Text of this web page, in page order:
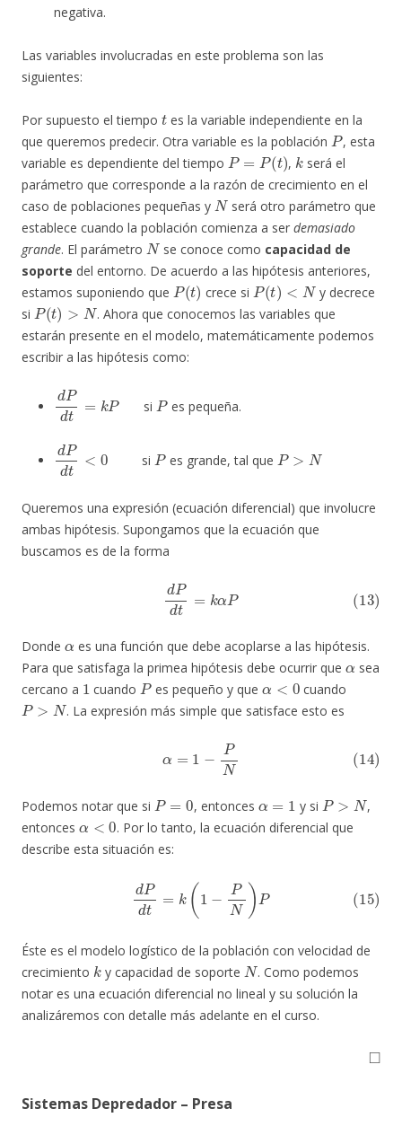
negativa.
Las variables involucradas en este problema son las
siguientes:
Por supuesto el tiempo
es la variable independiente en la
que queremos predecir. Otra variable es la población
P
, esta
variable es dependiente del tiempo
P =P (t)
,
k
será el
parámetro que corresponde a la razón de crecimiento en el
caso de poblaciones pequeñas y
N
será otro parámetro que
establece cuando la población comienza a ser demasiado
grande. El parámetro
N
se conoce como capacidad de
soporte del entorno. De acuerdo a las hipótesis anteriores,
estamos suponiendo que
P(t)
crece si
P(t)<N
y decrece
si
P(t)>N
. Ahora que conocemos las variables que
estarán presente en el modelo, matemáticamente podemos
escribir a las hipótesis como:
dPd k P
si
P
es pequeña.
dPd 0
si
P
es grande, tal que
P>
Queremos una expresión (ecuación diferencial) que involucre
ambas hipótesis. Supongamos que la ecuación que
buscamos es de la forma
(13)d
Donde
es una función que debe acoplarse a las hipótesis.
Para que satisfaga la primea hipótesis debe ocurrir que
α
sea
cercano a
1
cuando
P
es pequeño y que
α<0
cuando
P>N
. La expresión más simple que satisface esto es
PN
Podemos notar que si
P=
, entonces y si
P>
,
entonces
α<0
. Por lo tanto, la ecuación diferencial que
describe esta situación es:
(15) t= −P N
Éste es el modelo logístico de la población con velocidad de
crecimiento
k
y capacidad de soporte
N
. Como podemos
notar es una ecuación diferencial no lineal y su solución la
analizáremos con detalle más adelante en el curso.
◻
Sistemas Depredador – Presa